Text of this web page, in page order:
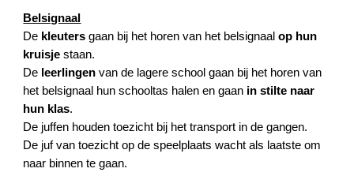
Belsignaal
De kleutersgaan bij het horen van het belsignaalop hun
kruisje staan.
De leerlingenvan de lagere school gaan bij het horen van
het belsignaal hun schooltas halen en gaan in stilte naar
hun klas.
De juffen houden toezicht bij het transport in de gangen.
De juf van toezicht op de speelplaats wacht als laatste om
naar binnen te gaan.